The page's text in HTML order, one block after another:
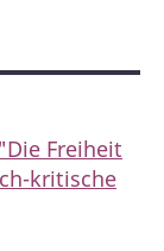
Freiheit
kritische